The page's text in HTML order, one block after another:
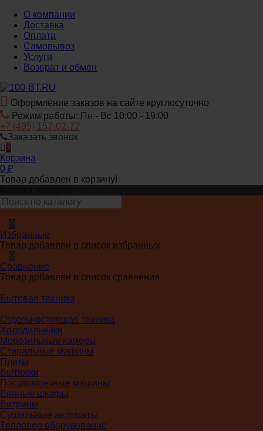
О компании
Доставка
Оплата
Самовывоз
Услуги
Возврат и обмен
Оформление заказов на сайте круглосуточно
Режим работы: Пн - Вс 10:00 - 19:00
+7 (495) 157-02-77
Заказать звонок
0
Корзина
0 ₽
Товар добавлен в корзину!
0
Избранные
Товар добавлен в список избранных
0
Сравнение
Товар добавлен в список сравнения
Бытовая техника
Отдельностоящая техника
Холодильники
Морозильные камеры
Стиральные машины
Плиты
Вытяжки
Посудомоечные машины
Винные шкафы
Витрины
Сушильные автоматы
Тепловое оборудование